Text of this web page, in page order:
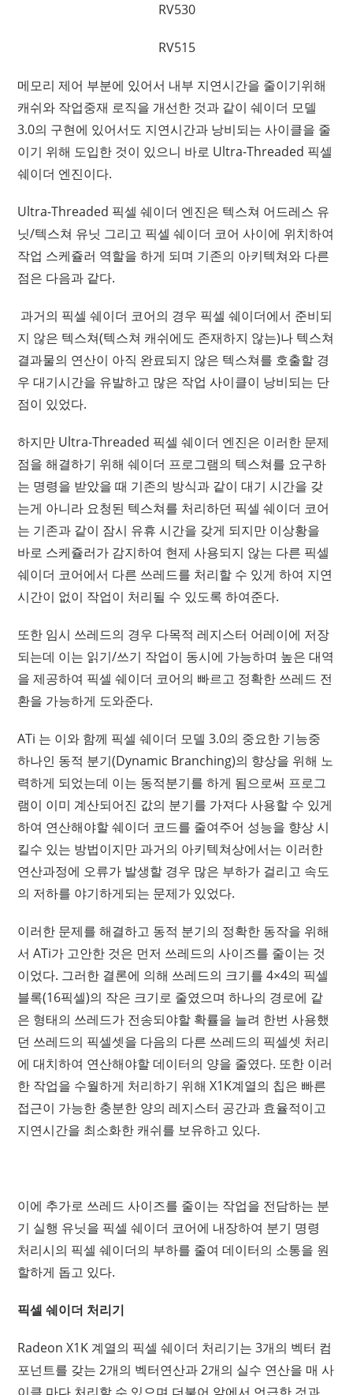
RV530
RV515
메모리 제어 부분에 있어서 내부 지연시간을 줄이기위해
캐쉬와 작업중재 로직을 개선한 것과 같이 쉐이더 모델
3.0의 구현에 있어서도 지연시간과 낭비되는 사이클을 줄
이기 위해 도입한 것이 있으니 바로 Ultra-Threaded 픽셀
쉐이더 엔진이다.
Ultra-Threaded 픽셀 쉐이더 엔진은 텍스쳐 어드레스 유
닛/텍스쳐 유닛 그리고 픽셀 쉐이더 코어 사이에 위치하여
작업 스케쥴러 역할을 하게 되며 기존의 아키텍쳐와 다른
점은 다음과 같다.
과거의 픽셀 쉐이더 코어의 경우 픽셀 쉐이더에서 준비되
지 않은 텍스쳐(텍스쳐 캐쉬에도 존재하지 않는)나 텍스쳐
결과물의 연산이 아직 완료되지 않은 텍스쳐를 호출할 경
우 대기시간을 유발하고 많은 작업 사이클이 낭비되는 단
점이 있었다.
하지만 Ultra-Threaded 픽셀 쉐이더 엔진은 이러한 문제
점을 해결하기 위해 쉐이더 프로그램의 텍스쳐를 요구하
는 명령을 받았을 때 기존의 방식과 같이 대기 시간을 갖
는게 아니라 요청된 텍스쳐를 처리하던 픽셀 쉐이더 코어
는 기존과 같이 잠시 유휴 시간을 갖게 되지만 이상황을
바로 스케쥴러가 감지하여 현제 사용되지 않는 다른 픽셀
쉐이더 코어에서 다른 쓰레드를 처리할 수 있게 하여 지연
시간이 없이 작업이 처리될 수 있도록 하여준다.
또한 임시 쓰레드의 경우 다목적 레지스터 어레이에 저장
되는데 이는 읽기/쓰기 작업이 동시에 가능하며 높은 대역
을 제공하여 픽셀 쉐이더 코어의 빠르고 정확한 쓰레드 전
환을 가능하게 도와준다.
ATi 는 이와 함께 픽셀 쉐이더 모델 3.0의 중요한 기능중
하나인 동적 분기(Dynamic Branching)의 향상을 위해 노
력하게 되었는데 이는 동적분기를 하게 됨으로써 프로그
램이 이미 계산되어진 값의 분기를 가져다 사용할 수 있게
하여 연산해야할 쉐이더 코드를 줄여주어 성능을 향상 시
킬수 있는 방법이지만 과거의 아키텍쳐상에서는 이러한
연산과정에 오류가 발생할 경우 많은 부하가 걸리고 속도
의 저하를 야기하게되는 문제가 있었다.
이러한 문제를 해결하고 동적 분기의 정확한 동작을 위해
서 ATi가 고안한 것은 먼저 쓰레드의 사이즈를 줄이는 것
이었다. 그러한 결론에 의해 쓰레드의 크기를 4×4의 픽셀
블록(16픽셀)의 작은 크기로 줄였으며 하나의 경로에 같
은 형태의 쓰레드가 전송되야할 확률을 늘려 한번 사용했
던 쓰레드의 픽셀셋을 다음의 다른 쓰레드의 픽셀셋 처리
에 대치하여 연산해야할 데이터의 양을 줄였다. 또한 이러
한 작업을 수월하게 처리하기 위해 X1K계열의 칩은 빠른
접근이 가능한 충분한 양의 레지스터 공간과 효율적이고
지연시간을 최소화한 캐쉬를 보유하고 있다.
이에 추가로 쓰레드 사이즈를 줄이는 작업을 전담하는 분
기 실행 유닛을 픽셀 쉐이더 코어에 내장하여 분기 명령
처리시의 픽셀 쉐이더의 부하를 줄여 데이터의 소통을 원
할하게 돕고 있다.
픽셀 쉐이더 처리기
Radeon X1K 계열의 픽셀 쉐이더 처리기는 3개의 벡터 컴
포넌트를 갖는 2개의 벡터연산과 2개의 실수 연산을 매 사